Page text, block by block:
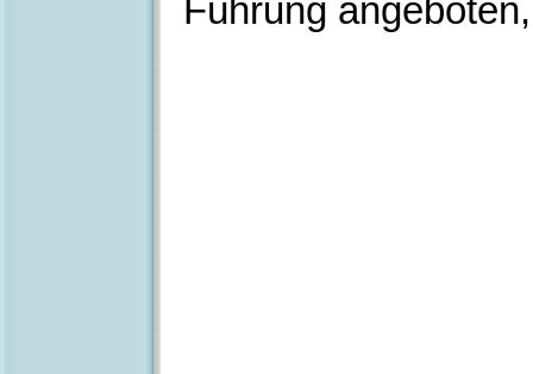
Führung